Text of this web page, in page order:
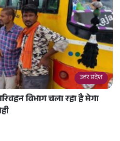
उत्तर प्रदेश
विभाग चला रहा है मेगा